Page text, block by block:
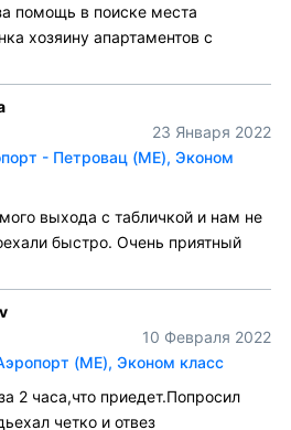
помощь в поиске места
хозяину апартаментов с
23 Января 2022
- Петровац (ME), Эконом
выхода с табличкой и нам не
быстро. Очень приятный
10 Февраля 2022
(ME), Эконом класс
2 часа,что приедет.Попросил
четко и отвез